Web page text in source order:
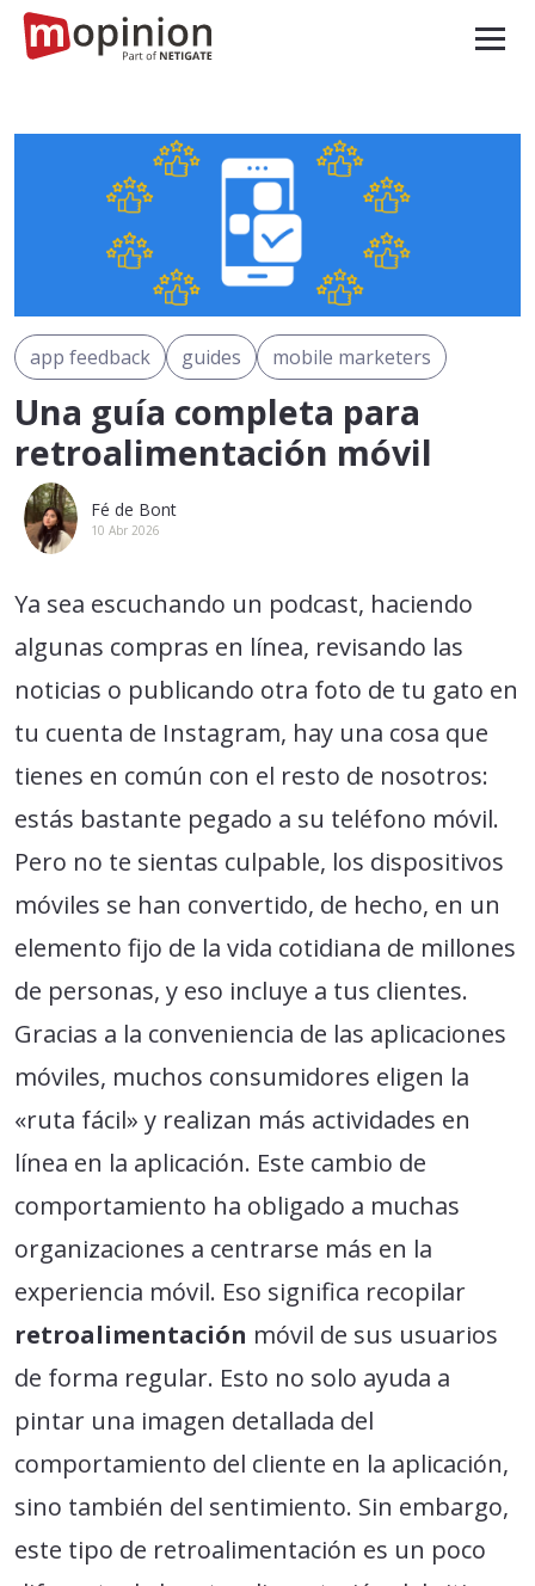
app feedback guides mobile marketers
Una guía completa para
retroalimentación móvil
Fé de Bont
10 Abr 2026
Ya sea escuchando un podcast, haciendo
algunas compras en línea, revisando las
noticias o publicando otra foto de tu gato en
tu cuenta de Instagram, hay una cosa que
tienes en común con el resto de nosotros:
estás bastante pegado a su teléfono móvil.
Pero no te sientas culpable, los dispositivos
móviles se han convertido, de hecho, en un
elemento fijo de la vida cotidiana de millones
de personas, y eso incluye a tus clientes.
Gracias a la conveniencia de las aplicaciones
móviles, muchos consumidores eligen la
«ruta fácil» y realizan más actividades en
línea en la aplicación. Este cambio de
comportamiento ha obligado a muchas
organizaciones a centrarse más en la
experiencia móvil. Eso significa recopilar
retroalimentación móvil de sus usuarios
de forma regular. Esto no solo ayuda a
pintar una imagen detallada del
comportamiento del cliente en la aplicación,
sino también del sentimiento. Sin embargo,
este tipo de retroalimentación es un poco